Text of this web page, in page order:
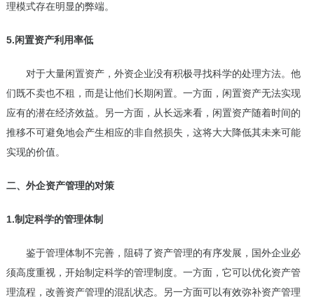
理模式存在明显的弊端。
5.闲置资产利用率低
对于大量闲置资产，外资企业没有积极寻找科学的处理方法。他
们既不卖也不租，而是让他们长期闲置。一方面，闲置资产无法实现
应有的潜在经济效益。另一方面，从长远来看，闲置资产随着时间的
推移不可避免地会产生相应的非自然损失，这将大大降低其未来可能
实现的价值。
二、外企资产管理的对策
1.制定科学的管理体制
鉴于管理体制不完善，阻碍了资产管理的有序发展，国外企业必
须高度重视，开始制定科学的管理制度。一方面，它可以优化资产管
理流程，改善资产管理的混乱状态。另一方面可以有效弥补资产管理